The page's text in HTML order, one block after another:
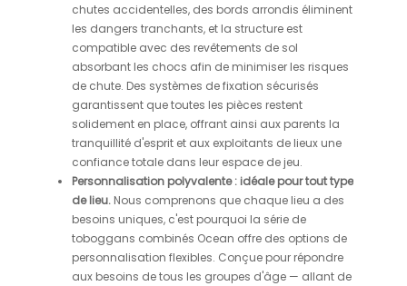
chutes accidentelles, des bords arrondis éliminent
les dangers tranchants, et la structure est
compatible avec des revêtements de sol
absorbant les chocs afin de minimiser les risques
de chute. Des systèmes de fixation sécurisés
garantissent que toutes les pièces restent
solidement en place, offrant ainsi aux parents la
tranquillité d'esprit et aux exploitants de lieux une
confiance totale dans leur espace de jeu.
Personnalisation polyvalente : idéale pour tout type
de lieu. Nous comprenons que chaque lieu a des
besoins uniques, c'est pourquoi la série de
toboggans combinés Ocean offre des options de
personnalisation flexibles. Conçue pour répondre
aux besoins de tous les groupes d'âge — allant de